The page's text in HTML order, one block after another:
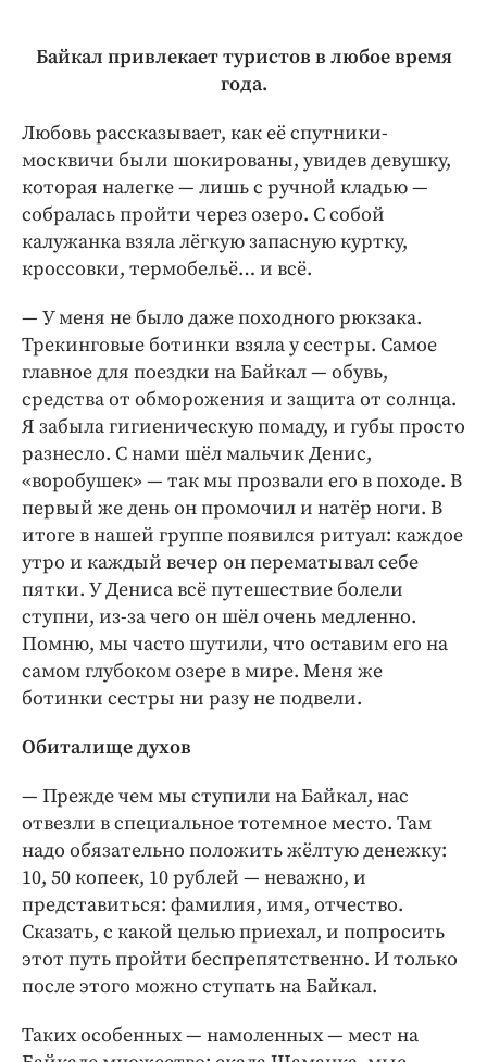
Байкал привлекает туристов в любое время
года.
Любовь рассказывает, как её спутники-
москвичи были шокированы, увидев девушку,
которая налегке — лишь с ручной кладью —
собралась пройти через озеро. С собой
калужанка взяла лёгкую запасную куртку,
кроссовки, термобельё… и всё.
— У меня не было даже походного рюкзака.
Трекинговые ботинки взяла у сестры. Самое
главное для поездки на Байкал — обувь,
средства от обморожения и защита от солнца.
Я забыла гигиеническую помаду, и губы просто
разнесло. С нами шёл мальчик Денис,
«воробушек» — так мы прозвали его в походе. В
первый же день он промочил и натёр ноги. В
итоге в нашей группе появился ритуал: каждое
утро и каждый вечер он перематывал себе
пятки. У Дениса всё путешествие болели
ступни, из-за чего он шёл очень медленно.
Помню, мы часто шутили, что оставим его на
самом глубоком озере в мире. Меня же
ботинки сестры ни разу не подвели.
Обиталище духов
— Прежде чем мы ступили на Байкал, нас
отвезли в специальное тотемное место. Там
надо обязательно положить жёлтую денежку:
10, 50 копеек, 10 рублей — неважно, и
представиться: фамилия, имя, отчество.
Сказать, с какой целью приехал, и попросить
этот путь пройти беспрепятственно. И только
после этого можно ступать на Байкал.
Таких особенных — намоленных — мест на